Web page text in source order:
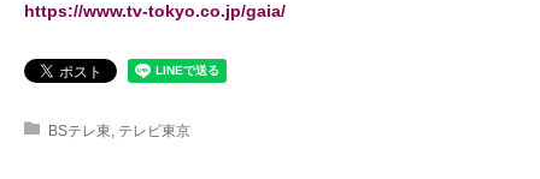
https://www.tv-tokyo.co.jp/gaia/
BSテレ東, テレビ東京